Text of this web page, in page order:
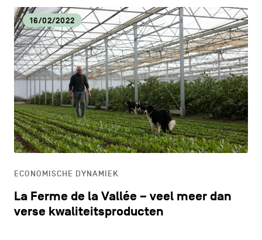
16/02/2022
ECONOMISCHE DYNAMIEK
La Ferme de la Vallée – veel meer dan
verse kwaliteitsproducten